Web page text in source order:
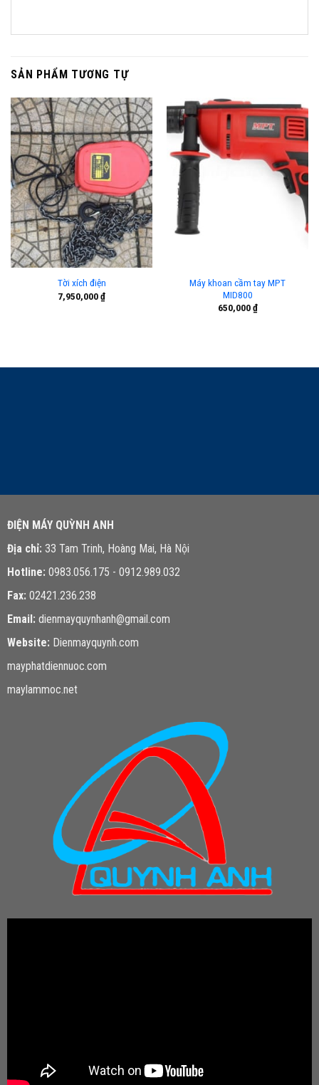
SẢN PHẨM TƯƠNG TỰ
Tời xích điện
7,950,000₫
Máy khoan cầm tay MPT
MID800
650,000₫
ĐIỆN MÁY QUỲNH ANH
Địa chỉ: 33 Tam Trinh, Hoàng Mai, Hà Nội
Hotline: 0983.056.175 - 0912.989.032
Fax: 02421.236.238
Email: dienmayquynhanh@gmail.com
Website: Dienmayquynh.com
mayphatdiennuoc.com
maylammoc.net